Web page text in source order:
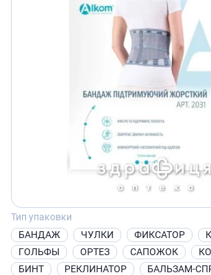
Тип упаковки
БАНДАЖ
ЧУЛКИ ФИКСАТОР
ГОЛЬФЫ
ОРТЕЗ САПОЖОК
БИНТ
РЕКЛИНАТОР БАЛЬЗАМ-